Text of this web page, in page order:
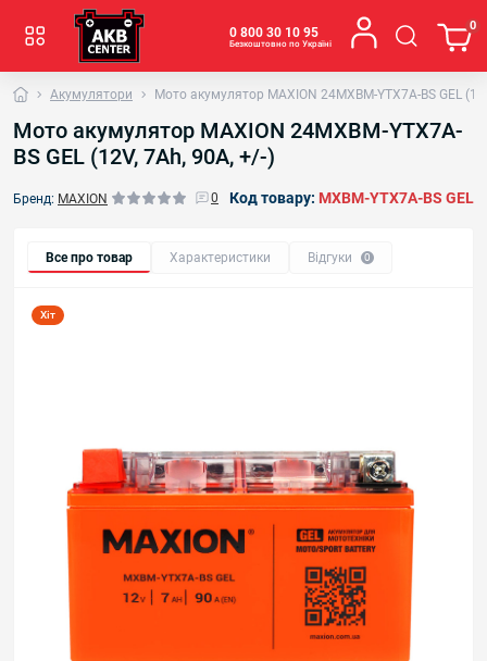
0 800 30 10 95
Безкоштовно по Україні
0
Акумулятори Мото акумулятор MAXION 24MXBM-YTX7A-BS GEL
Мото акумулятор MAXION 24MXBM-YTX7A-
BS GEL (12V, 7Ah, 90A, +/-)
Бренд: MAXION 0 Код товару: MXBM-YTX7A-BS GEL
Все про товар Характеристики Відгуки 0
Хіт